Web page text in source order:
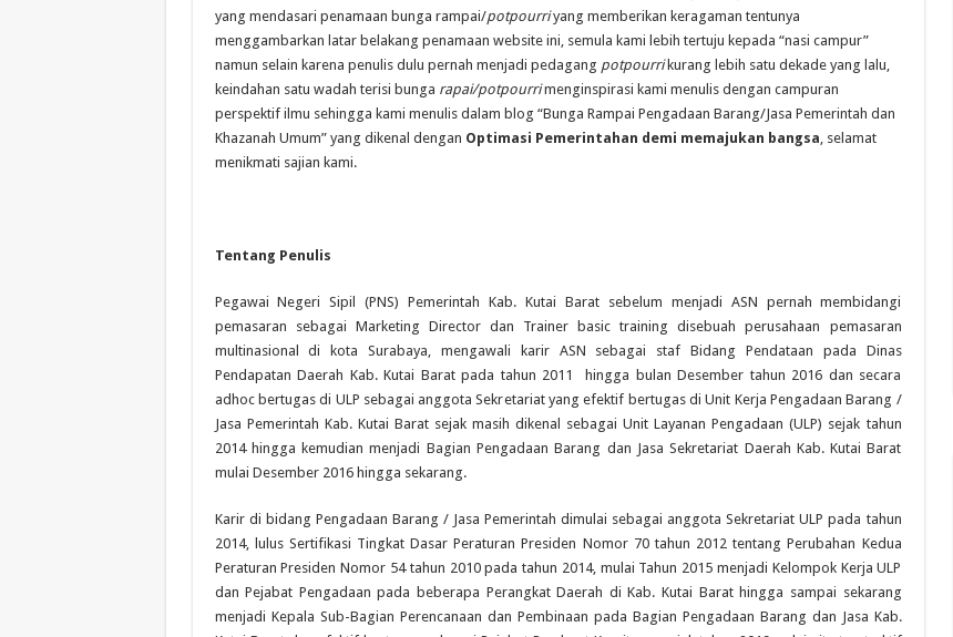
yang mendasari penamaan bunga rampai/potpourriyang memberikan keragaman tentunya
menggambarkan latar belakang penamaan website ini, semula kami lebih tertuju kepada “nasi campur”
namun selain karena penulis dulu pernah menjadi pedagang potpourri kurang lebih satu dekade yang lalu,
keindahan satu wadah terisi bunga rapai/potpourrimenginspirasi kami menulis dengan campuran
perspektif ilmu sehingga kami menulis dalam blog “Bunga Rampai Pengadaan Barang/Jasa Pemerintah dan
Khazanah Umum” yang dikenal dengan Optimasi Pemerintahan demi memajukan bangsa, selamat
menikmati sajian kami.
Tentang Penulis
Pegawai Negeri Sipil (PNS) Pemerintah Kab. Kutai Barat sebelum menjadi ASN pernah membidangi
pemasaran sebagai Marketing Director dan Trainer basic training disebuah perusahaan pemasaran
multinasional di kota Surabaya, mengawali karir ASN sebagai staf Bidang Pendataan pada Dinas
Pendapatan Daerah Kab. Kutai Barat pada tahun 2011 hingga bulan Desember tahun 2016 dan secara
adhoc bertugas di ULP sebagai anggota Sekretariat yang efektif bertugas di Unit Kerja Pengadaan Barang /
Jasa Pemerintah Kab. Kutai Barat sejak masih dikenal sebagai Unit Layanan Pengadaan (ULP) sejak tahun
2014 hingga kemudian menjadi Bagian Pengadaan Barang dan Jasa Sekretariat Daerah Kab. Kutai Barat
mulai Desember 2016 hingga sekarang.
Karir di bidang Pengadaan Barang / Jasa Pemerintah dimulai sebagai anggota Sekretariat ULP pada tahun
2014, lulus Sertifikasi Tingkat Dasar Peraturan Presiden Nomor 70 tahun 2012 tentang Perubahan Kedua
Peraturan Presiden Nomor 54 tahun 2010 pada tahun 2014, mulai Tahun 2015 menjadi Kelompok Kerja ULP
dan Pejabat Pengadaan pada beberapa Perangkat Daerah di Kab. Kutai Barat hingga sampai sekarang
menjadi Kepala Sub-Bagian Perencanaan dan Pembinaan pada Bagian Pengadaan Barang dan Jasa Kab.